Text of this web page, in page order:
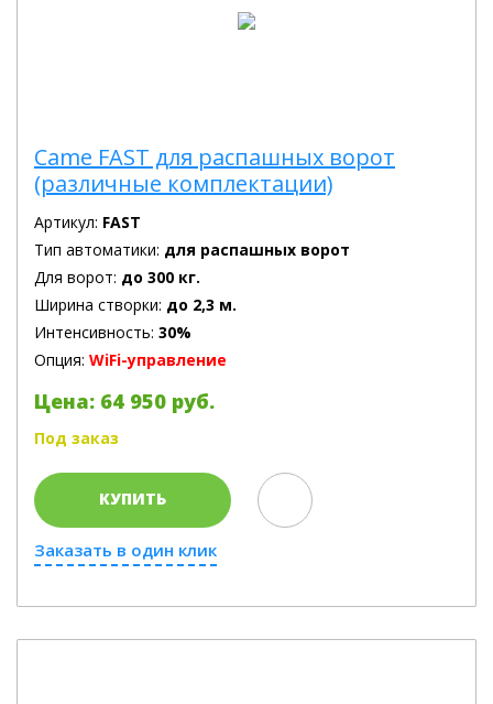
Came FAST для распашных ворот
(различные комплектации)
Артикул: FAST
Тип автоматики: для распашных ворот
Для ворот: до 300 кг.
Ширина створки: до 2,3 м.
Интенсивность: 30%
Опция: WiFi-управление
Цена: 64 950 руб.
Под заказ
КУПИТЬ
Заказать в один клик